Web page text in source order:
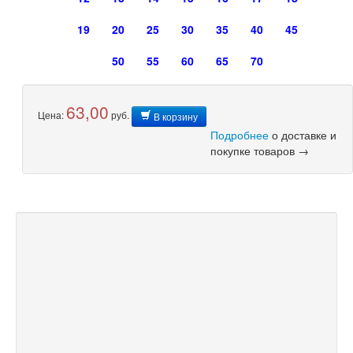
19
20 25 30 35 40
45
50
55 60 65 70
Цена: 63,00 руб. В корзину
Подробнее о доставке и
покупке товаров →